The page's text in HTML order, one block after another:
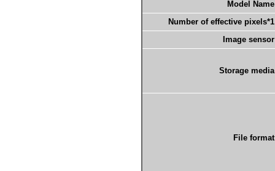
Model Name
Number of effective pixels*1
Image sensor
Storage media
File format